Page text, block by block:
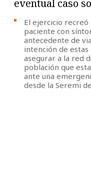
eventual caso
El ejercicio recreó
paciente con
antecedente de
intención de estas
asegurar a la red
población que
ante una
desde la Seremi